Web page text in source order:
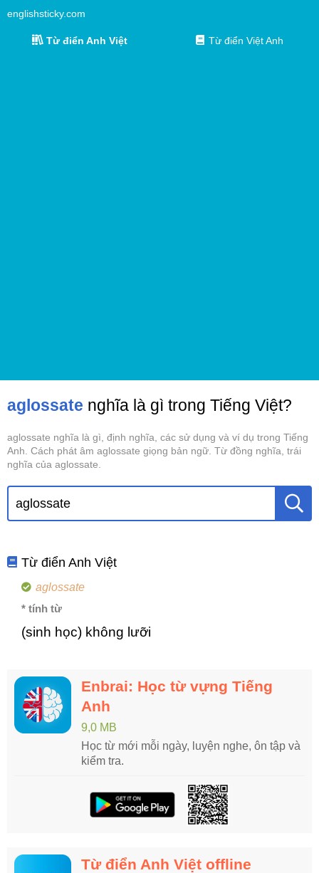
englishsticky.com
Từ điển Anh Việt Từ điển Việt Anh
aglossate nghĩa là gì trong Tiếng Việt?
aglossate nghĩa là gì, định nghĩa, các sử dụng và ví dụ trong Tiếng
Anh. Cách phát âm aglossate giọng bản ngữ. Từ đồng nghĩa, trái
nghĩa của aglossate.
Từ điển Anh Việt
aglossate
* tính từ
(sinh học) không lưỡi
Enbrai: Học từ vựng Tiếng
Anh
9,0 MB
Học từ mới mỗi ngày, luyện nghe, ôn tập và
kiểm tra.
Từ điển Anh Việt offline